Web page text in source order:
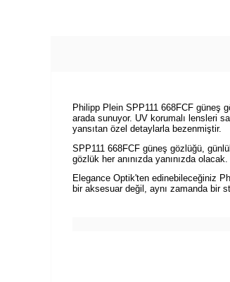
Philipp Plein SPP111 668FCF güneş
arada sunuyor. UV korumalı lensleri
yansıtan özel detaylarla bezenmiştir.
SPP111 668FCF güneş gözlüğü,
gözlük her anınızda yanınızda
Elegance Optik'ten edinebileceğiniz
bir aksesuar değil, aynı zamanda bir